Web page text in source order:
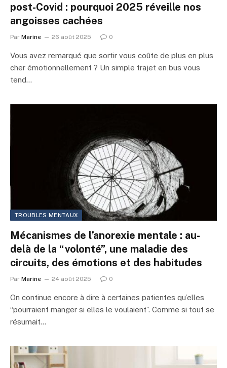
post-Covid : pourquoi 2025 réveille nos
angoisses cachées
Par Marine 26 août 2025 0
Vous avez remarqué que sortir vous coûte de plus en plus
cher émotionnellement ? Un simple trajet en bus vous
tend…
TROUBLES MENTAUX
Mécanismes de l’anorexie mentale : au-
delà de la “volonté”, une maladie des
circuits, des émotions et des habitudes
Par Marine 24 août 2025 0
On continue encore à dire à certaines patientes qu’elles
“pourraient manger si elles le voulaient”. Comme si tout se
résumait…